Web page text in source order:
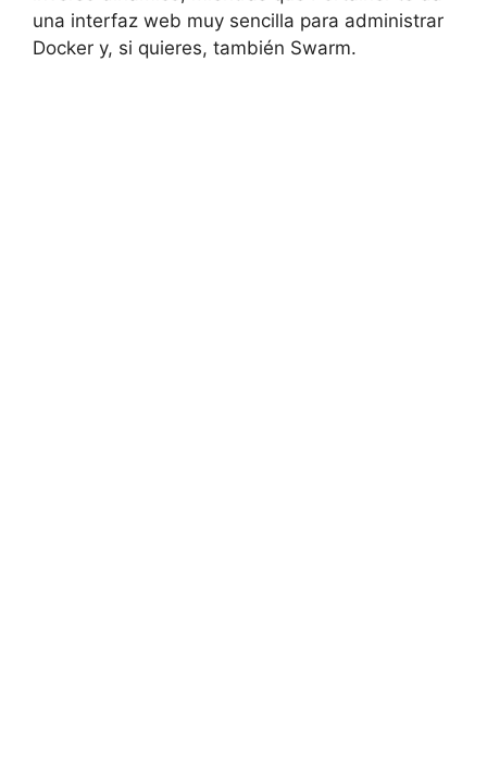
una interfaz web muy sencilla para administrar
Docker y, si quieres, también Swarm.